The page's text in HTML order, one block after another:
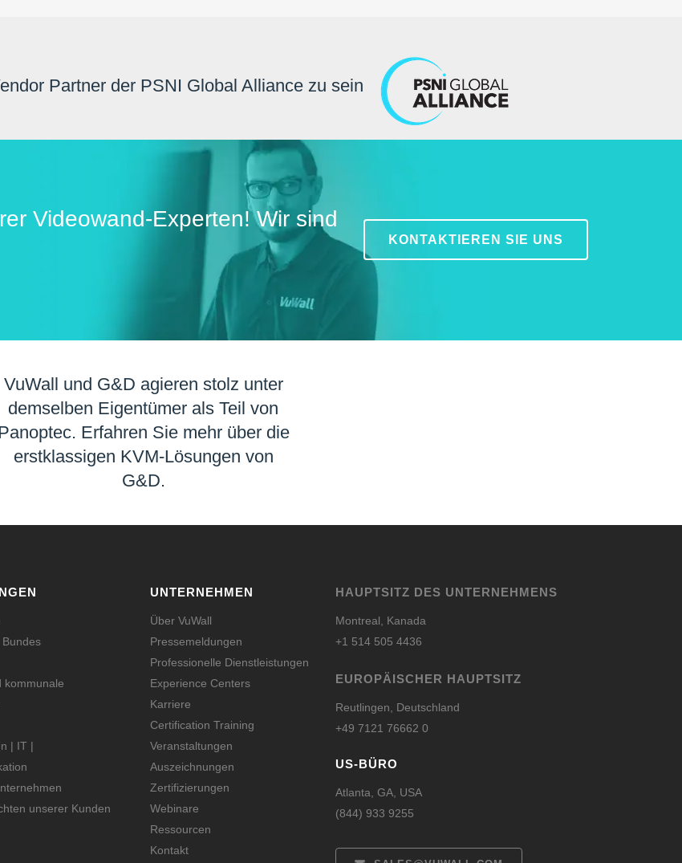
Partner der PSNI Global Alliance zu sein
Videowand-Experten! Wir sind
KONTAKTIEREN SIE UNS
VuWall und G&D agieren stolz unter
demselben Eigentümer als Teil von
Erfahren Sie mehr über die
erstklassigen KVM-Lösungen von
G&D.
kommunale
| IT |
unserer Kunden
UNTERNEHMEN
Über VuWall
Pressemeldungen
Professionelle Dienstleistungen
Experience Centers
Karriere
Certification Training
Veranstaltungen
Auszeichnungen
Zertifizierungen
Webinare
Ressourcen
Kontakt
HAUPTSITZ DES UNTERNEHMENS
Montreal, Kanada
+1 514 505 4436
EUROPÄISCHER HAUPTSITZ
Reutlingen, Deutschland
+49 7121 76662 0
US-BÜRO
Atlanta, GA, USA
(844) 933 9255